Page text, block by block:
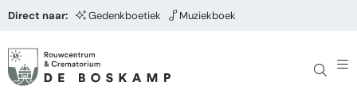
Direct naar: Gedenkboetiek Muziekboek